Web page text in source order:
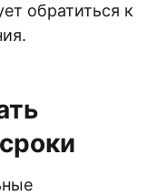
обратиться к